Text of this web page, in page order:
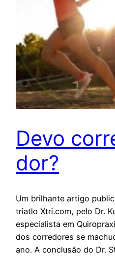
Devo
dor?
Um brilhante artigo
triatlo Xtri.com, pelo Dr.
especialista em
dos corredores se
ano. A conclusão do Dr.